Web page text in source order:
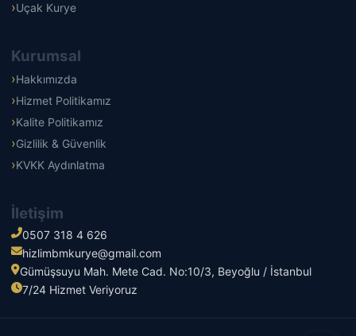
Uçak Kurye
Kurumsal
Hakkımızda
Hizmet Politikamız
Kalite Politikamız
Gizlilik & Güvenlik
KVKK Aydınlatma
İletişim
0507 318 4 626
hizlimbmkurye@gmail.com
Gümüşsuyu Mah. Mete Cad. No:10/3, Beyoğlu / İstanbul
7/24 Hizmet Veriyoruz